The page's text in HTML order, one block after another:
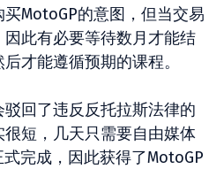
MotoGP的意图，但当交易
此有必要等待数月才能结
才能遵循预期的课程。
回了违反反托拉斯法律的
短，几天只需要自由媒体
完成，因此获得了MotoGP